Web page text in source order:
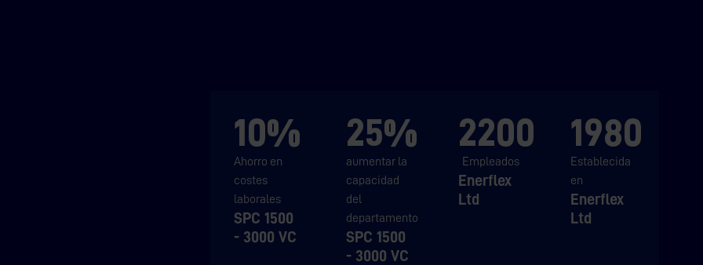
10%
Ahorro en
costes
laborales
SPC 1500
- 3000 VC
25%
aumentar la
capacidad
del
departamento
SPC 1500
- 3000 VC
2200
Empleados
Enerflex
Ltd
1980
Establecida
en
Enerflex
Ltd